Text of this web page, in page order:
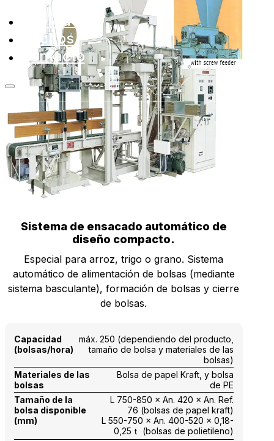
Acerca de
Hechos
Contacto
Sistema de ensacado automático de
diseño compacto.
Especial para arroz, trigo o grano. Sistema
automático de alimentación de bolsas (mediante
sistema basculante), formación de bolsas y cierre
de bolsas.
Capacidad
(bolsas/hora)
máx. 250 (dependiendo del producto,
tamaño de bolsa y materiales de las
bolsas)
Materiales de las
bolsas
Bolsa de papel Kraft, y bolsa
de PE
Tamaño de la
bolsa disponible
(mm)
L 750-850 × An. 420 × An. Ref.
76 (bolsas de papel kraft)
L 550-750 × An. 400-520 × 0,18-
0,25ｔ (bolsas de polietileno)